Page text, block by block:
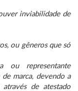
inviabilidade de
ou gêneros que só
ou representante
de marca, devendo a
de atestado